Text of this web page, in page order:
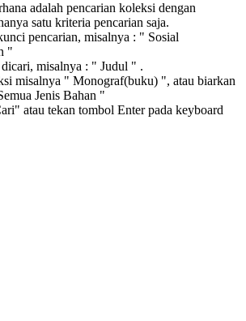
adalah pencarian koleksi dengan
satu kriteria pencarian saja.
pencarian, misalnya : " Sosial
"
misalnya : " Judul " .
misalnya " Monograf(buku) ", atau biarkan
Jenis Bahan "
atau tekan tombol Enter pada keyboard